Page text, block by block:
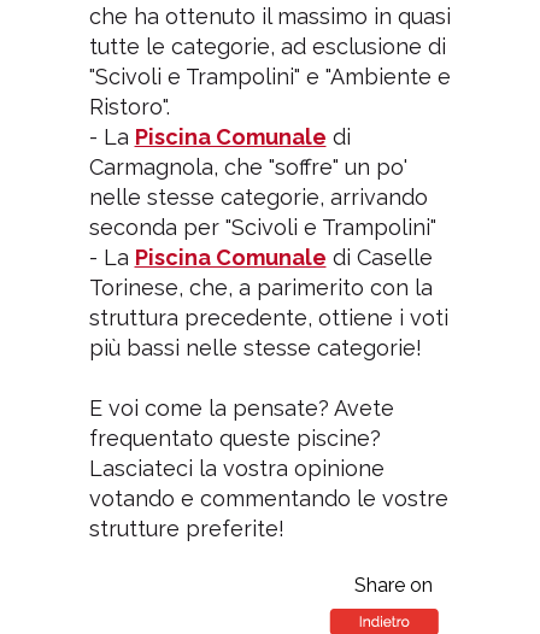
che ha ottenuto il massimo in quasi
tutte le categorie, ad esclusione di
"Scivoli e Trampolini" e "Ambiente e
Ristoro".
- La Piscina Comunale di
Carmagnola, che "soffre" un po'
nelle stesse categorie, arrivando
seconda per "Scivoli e Trampolini"
- La Piscina Comunale di Caselle
Torinese, che, a parimerito con la
struttura precedente, ottiene i voti
più bassi nelle stesse categorie!
E voi come la pensate? Avete
frequentato queste piscine?
Lasciateci la vostra opinione
votando e commentando le vostre
strutture preferite!
Share on